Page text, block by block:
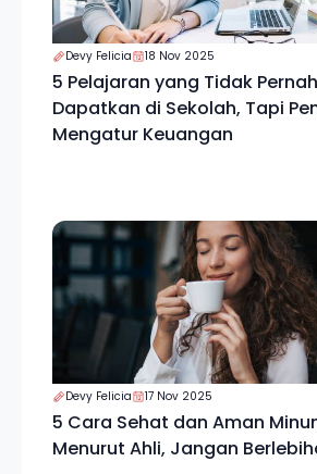
Devy Felicia 18 Nov 2025
5 Pelajaran yang Tidak
Dapatkan di Sekolah, Tapi
Mengatur Keuangan
Devy Felicia 17 Nov 2025
5 Cara Sehat dan Aman
Menurut Ahli, Jangan